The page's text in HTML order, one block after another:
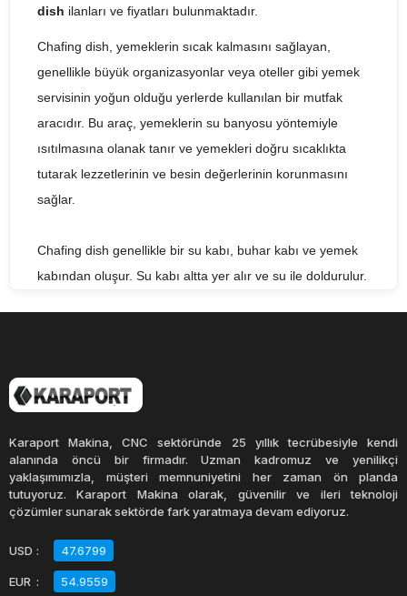
dish ilanları ve fiyatları bulunmaktadır.
Chafing dish, yemeklerin sıcak kalmasını sağlayan,
genellikle büyük organizasyonlar veya oteller gibi yemek
servisinin yoğun olduğu yerlerde kullanılan bir mutfak
aracıdır. Bu araç, yemeklerin su banyosu yöntemiyle
ısıtılmasına olanak tanır ve yemekleri doğru sıcaklıkta
tutarak lezzetlerinin ve besin değerlerinin korunmasını
sağlar.
Chafing dish genellikle bir su kabı, buhar kabı ve yemek
kabından oluşur. Su kabı altta yer alır ve su ile doldurulur.
buharı yemek kabına ulaşarak yemeğin sıcak kalmasını
sağlar.
Chafing dish, birçok farklı şekil ve boyutta üretilir ve farklı
malzemeler kullanılarak yapılır. Paslanmaz çelik, gümüş
kaplama, bakır ve bronz gibi malzemelerden yapılan
tarzlarda kapaklar, tutacaklar ve aksesuarlar ile birlikte
gelirler. Chafing dish'ler, yemek servisi sırasında zarafet
Karaport Makina, CNC sektöründe 25 yıllık tecrübesiyle kendi
alanında öncü bir firmadır. Uzman kadromuz ve yenilikçi
yaklaşımımızla, müşteri memnuniyetini her zaman ön planda
tutuyoruz. Karaport Makina olarak, güvenilir ve ileri teknoloji
çözümler sunarak sektörde fark yaratmaya devam ediyoruz.
USD : 47.6799
EUR : 54.9559